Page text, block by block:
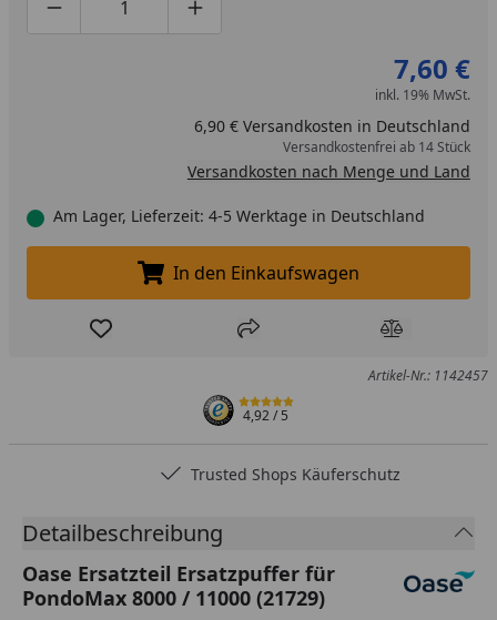
Produktmenge um eins verringern
Produktmenge manuell eingeben
Produktmenge um eins erhöhen
7,60 €
inkl. 19% MwSt.
6,90 € Versandkosten in Deutschland
Versandkostenfrei ab 14 Stück
Versandkosten nach Menge und Land
Am Lager, Lieferzeit: 4-5 Werktage in Deutschland
In den Einkaufswagen legen
In den Einkaufswagen
Produkt zur Wunschliste hinzufügen
Teilen Produkt
Artikel-Nr.: 1142457
4,92/ 5
Trusted Shops Käuferschutz
Detailbeschreibung
Oase Ersatzteil Ersatzpuffer für
PondoMax 8000 / 11000 (21729)